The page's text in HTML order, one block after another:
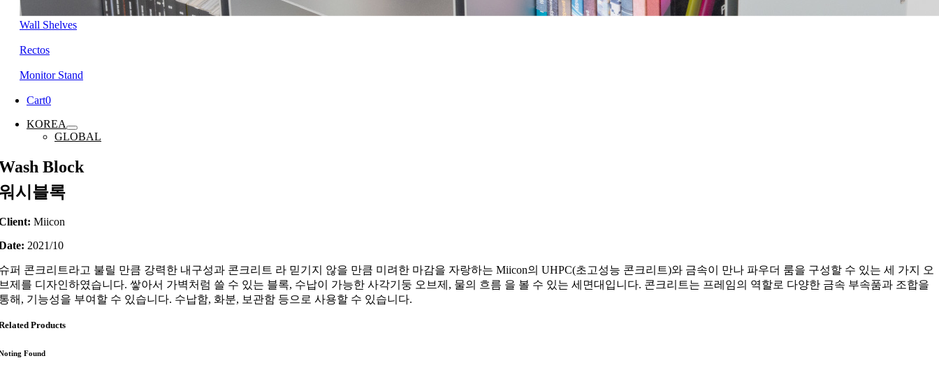
Wall Shelves
Rectos
Monitor Stand
Cart0
KOREA
GLOBAL
Block
시블록
Miicon
2021/10
퍼 콘크리트라고 불릴 만큼 강력한 내구성과 콘크리트 라 믿기지 않을 만큼 미려한 마감을 자랑하는 Miicon의 UHPC(초고성능 콘크리트)와 금속이 만나 파우더 룸을 구성할 수 있는 세 가지 오
제를 디자인하였습니다. 쌓아서 가벽처럼 쓸 수 있는 블록, 수납이 가능한 사각기둥 오브제, 물의 흐름 을 볼 수 있는 세면대입니다. 콘크리트는 프레임의 역할로 다양한 금속 부속품과 조합을
해, 기능성을 부여할 수 있습니다. 수납함, 화분, 보관함 등으로 사용할 수 있습니다.
Products
Found